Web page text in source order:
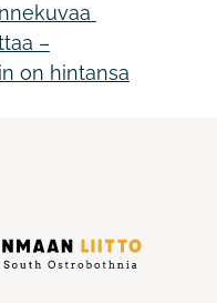
–
on hintansa